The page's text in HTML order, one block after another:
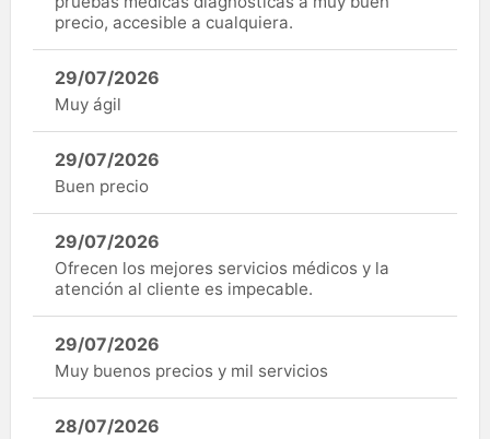
precio, accesible a cualquiera.
29/07/2026
Muy ágil
29/07/2026
Buen precio
29/07/2026
Ofrecen los mejores servicios médicos y la
atención al cliente es impecable.
29/07/2026
Muy buenos precios y mil servicios
28/07/2026